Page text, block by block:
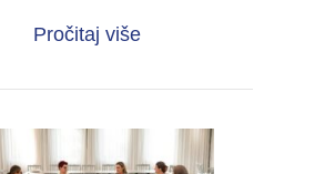
Pročitaj višeabout Četvrti